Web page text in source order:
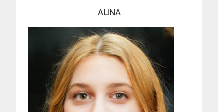
ALINA